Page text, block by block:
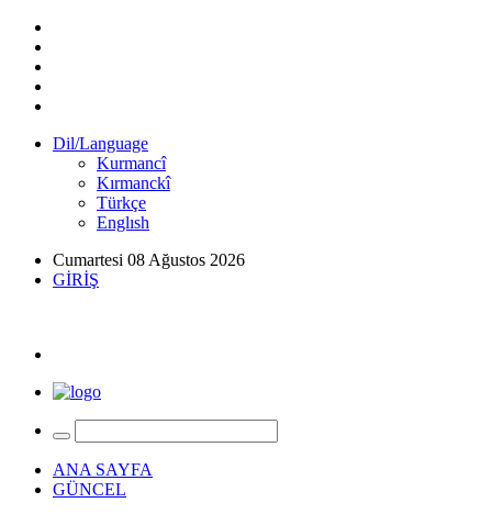
Dil/Language
Kurmancî
Kırmanckî
Türkçe
Englısh
Cumartesi 08 Ağustos 2026
GİRİŞ
ANA SAYFA
GÜNCEL